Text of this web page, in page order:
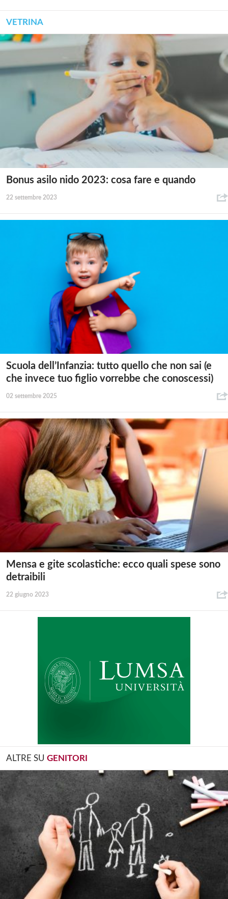
VETRINA
Bonus asilo nido 2023: cosa fare e quando
22 settembre 2023
Scuola dell’Infanzia: tutto quello che non sai (e
che invece tuo figlio vorrebbe che conoscessi)
02 settembre 2025
Mensa e gite scolastiche: ecco quali spese sono
detraibili
22 giugno 2023
ALTRE SU GENITORI